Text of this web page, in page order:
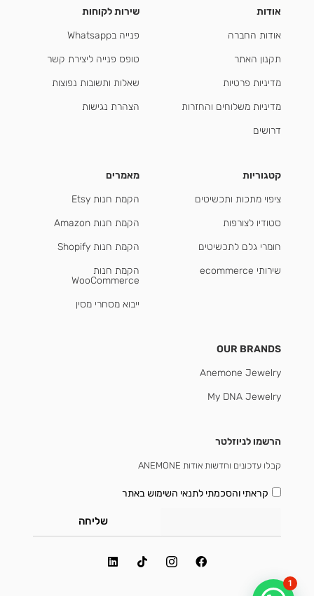
אודות
אודות החברה
תקנון האתר
מדיניות פרטיות
מדיניות משלוחים והחזרות
דרושים
שירות לקוחות
פנייה בWhatsapp
טופס פנייה ליצירת קשר
שאלות ותשובות נפוצות
הצהרת נגישות
קטגוריות
ציפוי מתכות ותכשיטים
סטודיו לצורפות
חומרי גלם לתכשיטים
שירותי ecommerce
מאמרים
הקמת חנות Etsy
הקמת חנות Amazon
הקמת חנות Shopify
הקמת חנות
WooCommerce
ייבוא מסחרי מסין
OUR BRANDS
Anemone Jewelry
My DNA Jewelry
הרשמו לניוזלטר
קבלו עדכונים וחדשות אודות ANEMONE
קראתי והסכמתילתנאי השימוש באתר
שליחה
1